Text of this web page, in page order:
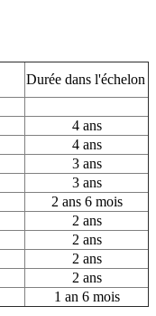
Durée dans l'échelon
4 ans
4 ans
3 ans
3 ans
2 ans 6 mois
2 ans
2 ans
2 ans
2 ans
1 an 6 mois